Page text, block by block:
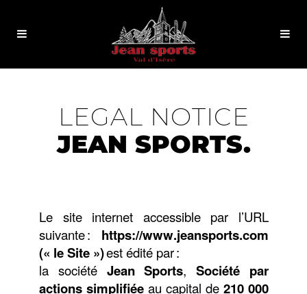
LEGAL NOTICE
JEAN SPORTS.
Le site internet accessible par l’URL
suivante : https://www.jeansports.com
(« le Site »)est édité par :
lasociété Jean Sports,Société par
actions simplifiéeau capital de210 000